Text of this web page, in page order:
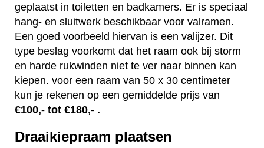
geplaatst in toiletten en badkamers. Er is speciaal
hang- en sluitwerk beschikbaar voor valramen.
Een goed voorbeeld hiervan is een valijzer. Dit
type beslag voorkomt dat het raam ook bij storm
en harde rukwinden niet te ver naar binnen kan
kiepen. voor een raam van 50 x 30 centimeter
kun je rekenen op een gemiddelde prijs van
€100,- tot €180,- .
Draaikiepraam plaatsen